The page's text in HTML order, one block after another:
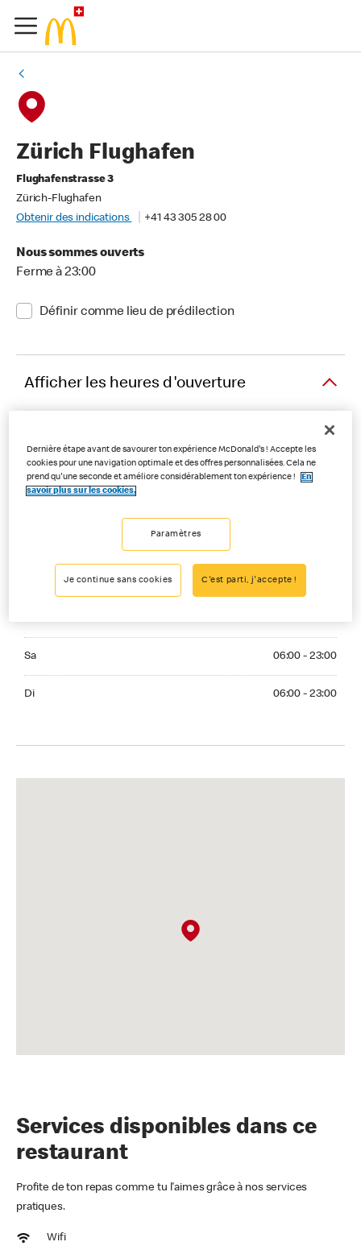
Zürich Flughafen
Flughafenstrasse 3
Zürich-Flughafen
Obtenir des indications
+41 43 305 28 00
Nous sommes ouverts
Ferme à 23:00
Définir comme lieu de prédilection
Afficher les heures d'ouverture
Lu 06:00 - 23:00
Monday 06:00 - 23:00
Tuesday 06:00 - 23:00
06:00 - 23:00
Sa 06:00 - 23:00
Di 06:00 - 23:00
Services disponibles dans ce
restaurant
Profite de ton repas comme tu l'aimes grâce à nos services
pratiques.
Wifi
Dernière étape avant de savourer ton expérience McDonald's ! Accepte les
cookies pour une navigation optimale et des offres personnalisées. Cela ne
prend qu'une seconde et améliore considérablement ton expérience !
En
savoir plus sur les cookies.
Paramètres
Je continue sans cookies C'est parti, j'accepte !